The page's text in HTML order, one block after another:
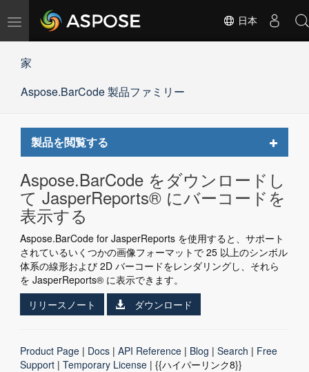
ナ
ー
ョ
切
日本
家
Aspose.BarCode 製品ファミリー
製品を閲覧する
Toggle
Aspose.BarCode をダウンロードし
て JasperReports® にバーコードを
表示する
Aspose.BarCode for JasperReports を使用すると、サポート
されているいくつかの画像フォーマットで 25 以上のシンボル
体系の線形および 2D バーコードをレンダリングし、それら
を JasperReports® に表示できます。
リリースノート
ダウンロード
Product Page | Docs | API Reference | Blog | Search | Free
Support | Temporary License | {{ハイパーリンク8}}